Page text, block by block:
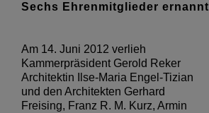
Sechs Ehrenmitglieder ernannt
Am 14. Juni 2012 verlieh
Kammerpräsident Gerold Reker
Architektin Ilse-Maria Engel-Tizian
und den Architekten Gerhard
Freising, Franz R. M. Kurz, Armin